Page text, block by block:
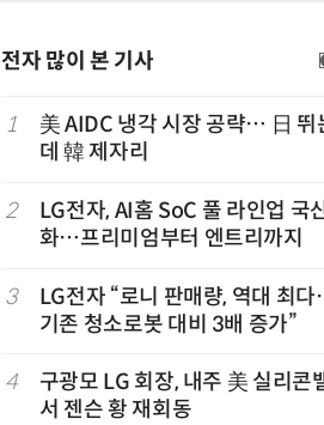
전자 많이 본 기사
1
美 AIDC 냉각 시장 공략… 日 뛰
데 韓 제자리
2
LG전자, AI홈 SoC 풀 라인업 국
화…프리미엄부터 엔트리까지
3
LG전자 “로니 판매량, 역대 최
기존 청소로봇 대비 3배 증가”
4
구광모 LG 회장, 내주 美 실리콘
서 젠슨 황 재회동